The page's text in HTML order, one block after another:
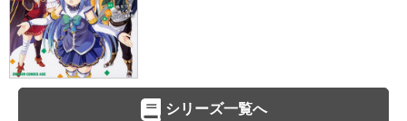
シリーズ一覧へ